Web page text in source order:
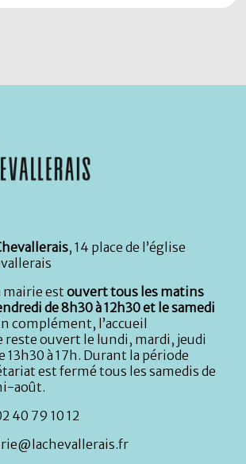
, 14 place de l’église
mairie estouvert tous les matins
de 8h30 à 12h30 et le samedi
complément, l’accueil
ouvert le lundi, mardi, jeudi
13h30 à 17h. Durant la période
est fermé tous les samedis de
août.
40 79 10 12